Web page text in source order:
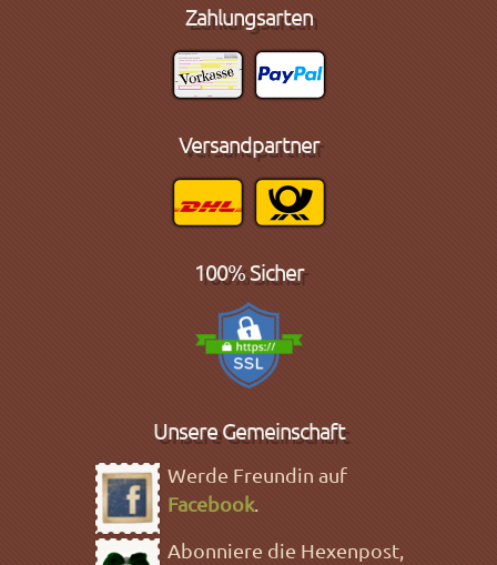
Zahlungsarten
Versandpartner
100% Sicher
Unsere Gemeinschaft
Werde Freundin auf
Facebook.
Abonniere die Hexenpost,